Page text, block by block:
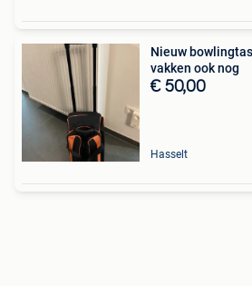
Nieuw
vakken ook nog
€ 50,00
Hasselt